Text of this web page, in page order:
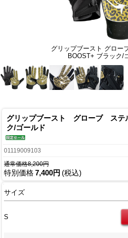
グリップブースト グロー
BOOST+ ブラック/
グリップブースト グローブ ステ
ク/ゴールド
01119009103
通常価格8,200円
特別価格 7,400円 (税込)
サイズ
S